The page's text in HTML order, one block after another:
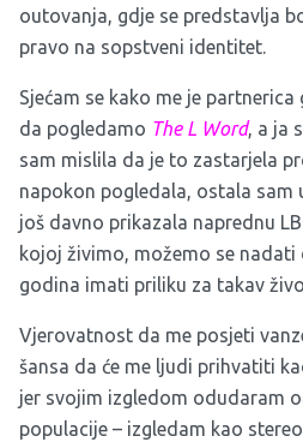
outovanja, gdje se predstavlja
pravo na sopstveni identitet.
Sjećam se kako me je
da pogledamo The L Word, a ja
sam mislila da je to zastarjela
napokon pogledala, ostala sam
još davno prikazala naprednu
kojoj živimo, možemo se nadati
godina imati priliku za takav
Vjerovatnost da me posjeti
šansa da će me ljudi prihvatiti
jer svojim izgledom odudaram
populacije – izgledam kao